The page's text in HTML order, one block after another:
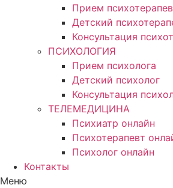
Прием
Детский
Консультация
ПСИХОЛОГИЯ
Прием психолога
Детский психолог
Консультация
ТЕЛЕМЕДИЦИНА
Психиатр онлайн
Психотерапевт
Психолог онлайн
Контакты
Меню